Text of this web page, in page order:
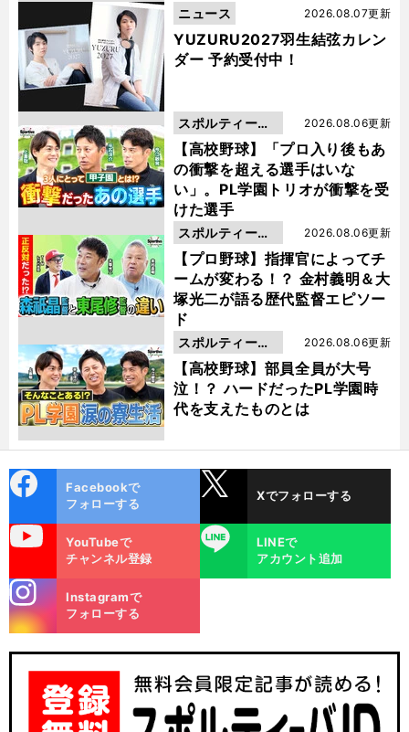
YUZURU2027羽生結弦カレン
ダー 予約受付中！
2026.08.07更新
ニュース
【高校野球】「プロ入り後もあ
の衝撃を超える選手はいな
い」。PL学園トリオが衝撃を受
けた選手
2026.08.06更新
スポルティーバ
動画
【プロ野球】指揮官によってチ
ームが変わる！？ 金村義明＆大
塚光二が語る歴代監督エピソー
ド
2026.08.06更新
スポルティーバ
動画
【高校野球】部員全員が大号
泣！？ ハードだったPL学園時
代を支えたものとは
2026.08.06更新
スポルティーバ
動画
ok
Facebookで
フォローする
Xでフォローする
YouTubeで
チャンネル登録
LINE
LINEで
アカウント追加
m
Instagramで
フォローする